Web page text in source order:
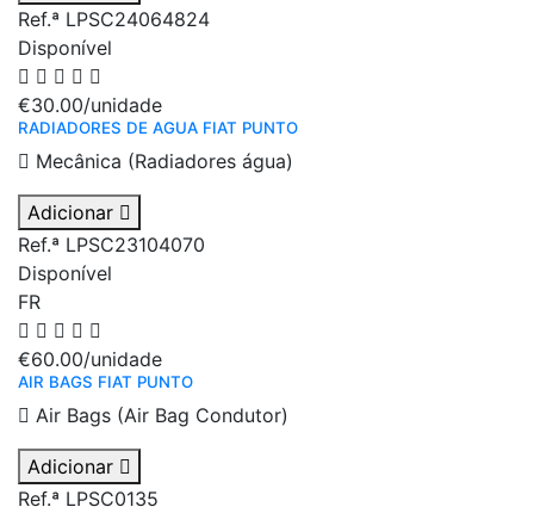
Ref.ª LPSC24064824
Disponível
€30.00/unidade
RADIADORES DE AGUA FIAT PUNTO
Mecânica (Radiadores água)
Adicionar
Ref.ª LPSC23104070
Disponível
FR
€60.00/unidade
AIR BAGS FIAT PUNTO
Air Bags (Air Bag Condutor)
Adicionar
Ref.ª LPSC0135